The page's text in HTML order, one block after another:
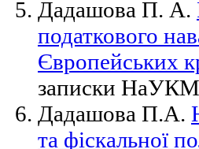
Дадашова П. А.
податкового
Європейських
записки
Дадашова П.А.
та фіскальної